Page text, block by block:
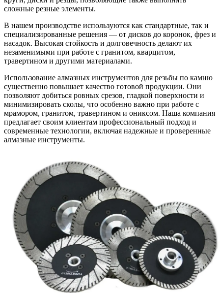
сложные резные элементы.
В нашем производстве используются как стандартные, так и
специализированные решения — от дисков до коронок, фрез и
насадок. Высокая стойкость и долговечность делают их
незаменимыми при работе с гранитом, кварцитом,
травертином и другими материалами.
Использование алмазных инструментов для резьбы по камню
существенно повышает качество готовой продукции. Они
позволяют добиться ровных срезов, гладкой поверхности и
минимизировать сколы, что особенно важно при работе с
мрамором, гранитом, травертином и ониксом. Наша компания
предлагает своим клиентам профессиональный подход и
современные технологии, включая надежные и проверенные
алмазные инструменты.